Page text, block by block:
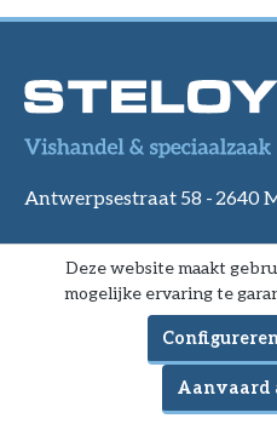
Antwerpsestraat 58 - 2640
BTW BE 0415 382 902
info@steloy.be
03/449.96.68
Deze website maakt
mogelijke ervaring te
Aanvaard